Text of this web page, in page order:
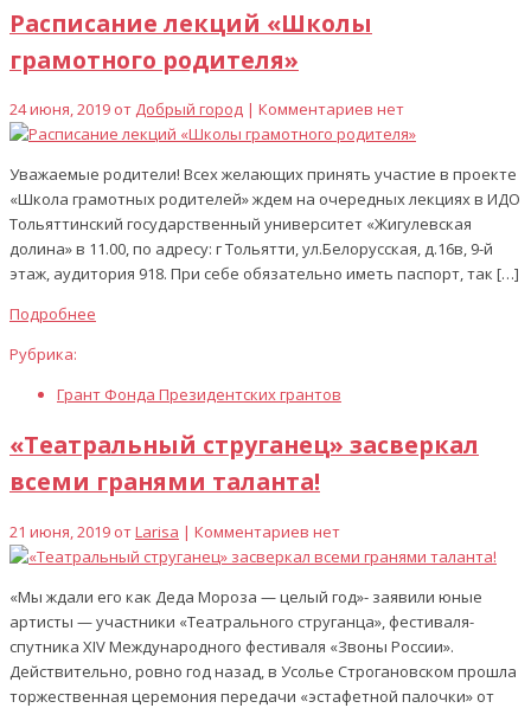
Расписание лекций «Школы
грамотного родителя»
24 июня, 2019 от Добрый город | Комментариев нет
Уважаемые родители! Всех желающих принять участие в проекте
«Школа грамотных родителей» ждем на очередных лекциях в ИДО
Тольяттинский государственный университет «Жигулевская
долина» в 11.00, по адресу: г Тольятти, ул.Белорусская, д.16в, 9-й
этаж, аудитория 918. При себе обязательно иметь паспорт, так […]
Подробнее
Рубрика:
Грант Фонда Президентских грантов
«Театральный струганец» засверкал
всеми гранями таланта!
21 июня, 2019 отLarisa | Комментариев нет
«Мы ждали его как Деда Мороза — целый год»- заявили юные
артисты — участники «Театрального струганца», фестиваля-
спутника XIV Международного фестиваля «Звоны России».
Действительно, ровно год назад, в Усолье Строгановском прошла
торжественная церемония передачи «эстафетной палочки» от